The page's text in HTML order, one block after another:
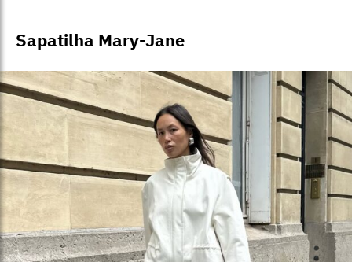
Sapatilha Mary-Jane